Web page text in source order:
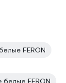
FERON
FERON